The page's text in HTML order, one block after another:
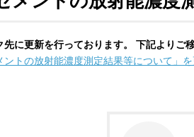
先に更新を行っております。 下記よりご
ントの放射能濃度測定結果等について」を